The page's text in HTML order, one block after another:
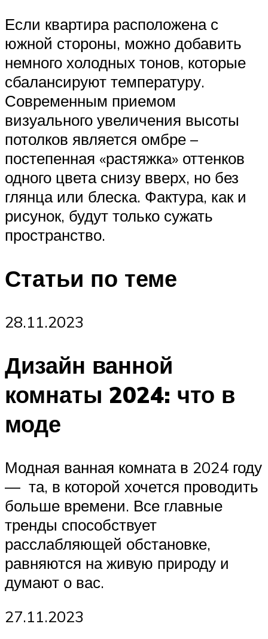
Если квартира расположена с
южной стороны, можно добавить
немного холодных тонов, которые
сбалансируют температуру.
Современным приемом
визуального увеличения высоты
потолков является омбре –
постепенная «растяжка» оттенков
одного цвета снизу вверх, но без
глянца или блеска. Фактура, как и
рисунок, будут только сужать
пространство.
Статьи по теме
28.11.2023
Дизайн ванной
комнаты 2024: что в
моде
Модная ванная комната в 2024 году
— та, в которой хочется проводить
больше времени. Все главные
тренды способствует
расслабляющей обстановке,
равняются на живую природу и
думают о вас.
27.11.2023